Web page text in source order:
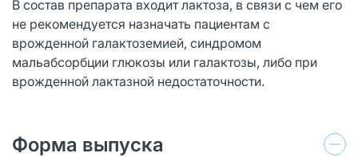
В состав препарата входит лактоза, в связи с чем его
не рекомендуется назначать пациентам с
врожденной галактоземией, синдромом
мальабсорбции глюкозы или галактозы, либо при
врожденной лактазной недостаточности.
Форма выпуска